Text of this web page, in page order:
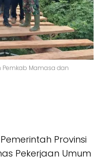
Mamasa dan
Provinsi
Pekerjaan Umum